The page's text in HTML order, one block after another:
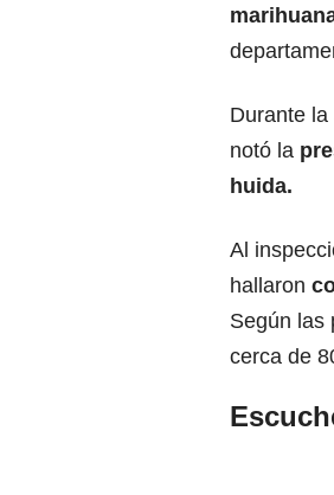
Durante
notó la
huida.
Al
hallaron
Según las
cerca de